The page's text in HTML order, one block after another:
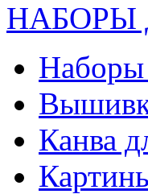
НАБОРЫ
Канва